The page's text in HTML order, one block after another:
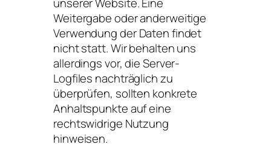
Weitergabe oder anderweitige
Verwendung der Daten findet
nicht statt. Wir behalten uns
allerdings vor, die Server-
Logfiles nachträglich zu
überprüfen, sollten konkrete
Anhaltspunkte auf eine
rechtswidrige Nutzung
hinweisen.